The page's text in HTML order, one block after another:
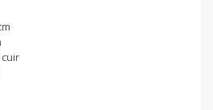
cuir